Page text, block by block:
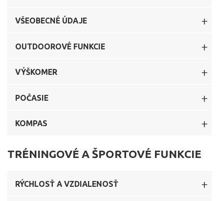
VŠEOBECNÉ ÚDAJE
OUTDOOROVÉ FUNKCIE
VÝŠKOMER
POČASIE
KOMPAS
TRÉNINGOVÉ A ŠPORTOVÉ FUNKCIE
RÝCHLOSŤ A VZDIALENOSŤ